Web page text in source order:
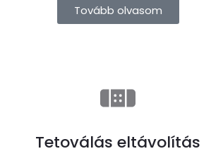
Tovább olvasom
Tetoválás eltávolítás